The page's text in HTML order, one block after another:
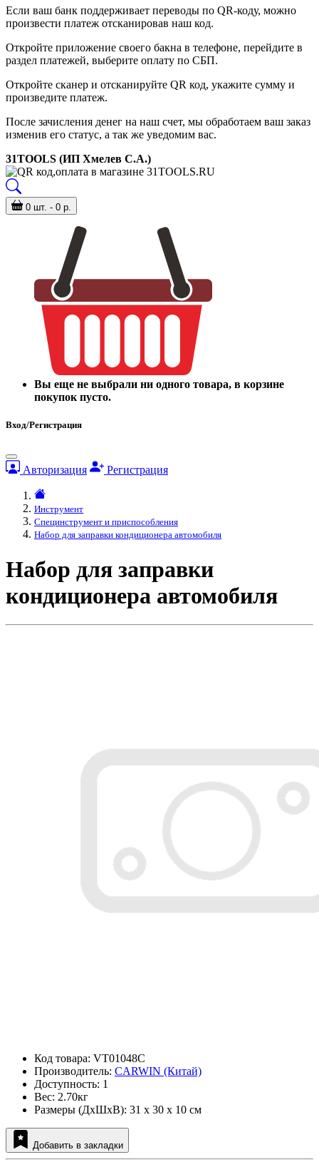
Если ваш банк поддерживает переводы по QR-коду, можно
произвести платеж отсканировав наш код.
Откройте приложение своего бакна в телефоне, перейдите в
раздел платежей, выберите оплату по СБП.
Откройте сканер и отсканируйте QR код, укажите сумму и
произведите платеж.
После зачисления денег на наш счет, мы обработаем ваш заказ
изменив его статус, а так же уведомим вас.
31TOOLS (ИП Хмелев С.А.)
0 шт. - 0 р.
Вы еще не выбрали ни одного товара, в корзине
покупок пусто.
Вход/Регистрация
Авторизация Регистрация
Инструмент
Специнструмент и приспособления
Набор для заправки кондиционера автомобиля
Набор для заправки
кондиционера автомобиля
Код товара: VT01048C
Производитель: CARWIN (Китай)
Доступность: 1
Вес: 2.70кг
Размеры (ДxШxВ): 31 x 30 x 10 см
Добавить в закладки